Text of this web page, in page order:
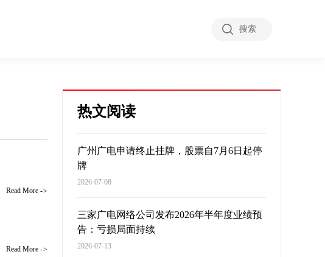
搜索
Read More ->
Read More ->
热文阅读
广州广电申请终止挂牌，股票自7月6日起停
牌
2026-07-08
三家广电网络公司发布2026年半年度业绩预
告：亏损局面持续
2026-07-13